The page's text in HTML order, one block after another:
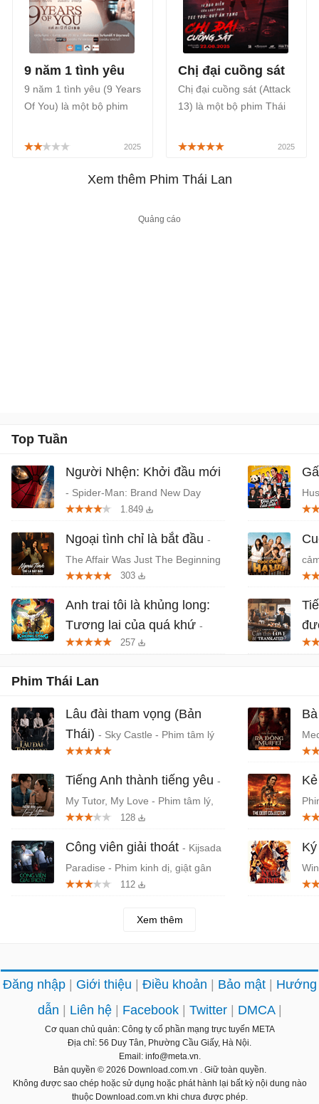
trên Netflix từ ngày
13/11/2025.
9 năm 1 tình yêu
9 năm 1 tình yêu (9 Years
Of You) là một bộ phim
tâm lý, tình cảm, sẽ được
FPT Play, bắt đầu từ
Chị đại cuồng sát
Chị đại cuồng sát (Attack
13) là một bộ phim Thái
loại kinh dị, giật gân, đưa
chuyện đầy rẫy sự căng
được công chiếu từ ngày
Xem thêm Phim Thái Lan
Top Tuần
Người Nhện: Khởi đầu mới
- Spider-Man: Brand New Day
(2026) chiếu rạp
1.849
Ngoại tình chỉ là bắt đầu -
The Affair Was Just The Beginning
- Phim tâm lý, giật gân Hàn Quốc
303
Anh trai tôi là khủng long:
Tương lai của quá khứ -
Phim anime hành động, thần thoại
257
Be
Phim Thái Lan
Lâu đài tham vọng (Bản
Thái) - Sky Castle - Phim tâm lý
chủ đề học đường Thái Lan
Tiếng Anh thành tiếng yêu -
My Tutor, My Love - Phim tâm lý,
tình cảm Thái Lan
128
Công viên giải thoát - Kijsada
Paradise - Phim kinh dị, giật gân
Thái Lan chiếu rạp
112
Lan
Lan
Xem thêm
Đăng nhập Giới thiệu Điều khoản Bảo mật
Hướng
dẫn
Liên hệ Facebook Twitter DMCA
Cơ quan chủ quản: Công ty cổ phần mạng trực tuyến META
Địa chỉ: 56 Duy Tân, Phường Cầu Giấy, Hà Nội.
Email: info@meta.vn.
Bản quyền © 2026 Download.com.vn
. Giữ toàn quyền.
Không được sao chép hoặc sử dụng hoặc phát hành lại bất kỳ nội dung nào
thuộc Download.com.vn khi chưa được phép.